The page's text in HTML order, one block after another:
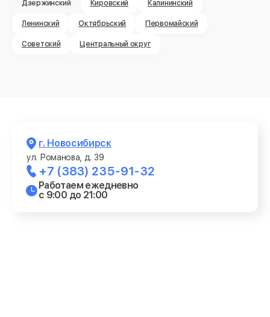
Дзержинский Кировский Калининский
Ленинский Октябрьский Первомайский
Советский Центральный округ
г. Новосибирск
ул. Романова, д. 39
+7 (383) 235-91-32
Работаем ежедневно
с 9:00 до 21:00